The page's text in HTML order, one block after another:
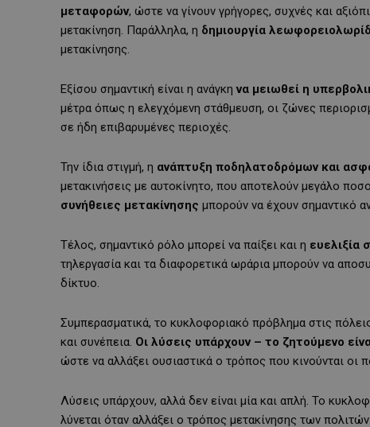
μεταφορών, ώστε να γίνουν γρήγορες, συχνές και
μετακίνηση. Παράλληλα, η δημιουργία
μετακίνησης.
Εξίσου σημαντική είναι η ανάγκη να μειωθεί η
μέτρα όπως η ελεγχόμενη στάθμευση, οι ζώνες
σε ήδη επιβαρυμένες περιοχές.
Την ίδια στιγμή, η ανάπτυξη ποδηλατοδρόμων και
μετακινήσεις με αυτοκίνητο, που αποτελούν μεγάλο
συνήθειες μετακίνησης μπορούν να έχουν σημαντικό
Τέλος, σημαντικό ρόλο μπορεί να παίξει και η ευελιξία
τηλεργασία και τα διαφορετικά ωράρια μπορούν να
δίκτυο.
Συμπερασματικά, το κυκλοφοριακό πρόβλημα στις
και συνέπεια. Οι λύσεις υπάρχουν – το ζητούμενο
ώστε να αλλάξει ουσιαστικά ο τρόπος που κινούνται οι
Λύσεις υπάρχουν, αλλά δεν είναι μία και απλή. Το
λύνεται όταν αλλάξει ο τρόπος μετακίνησης των